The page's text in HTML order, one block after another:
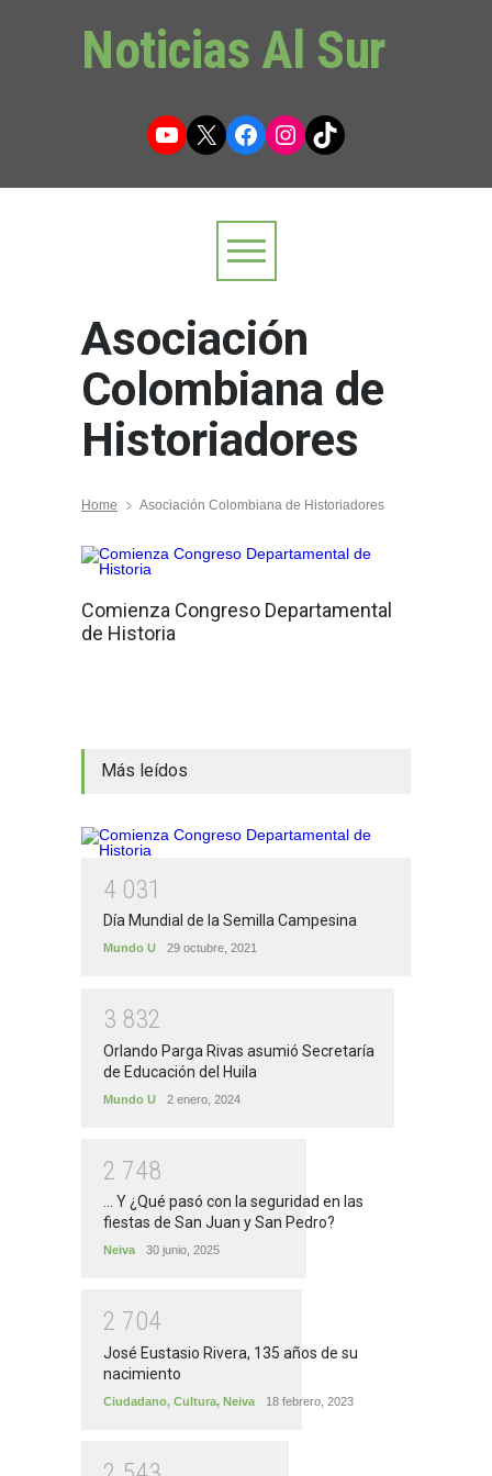
Noticias Al Sur
YouTube
X Facebook
Instagram
TikTok
Asociación
Colombiana de
Historiadores
Home Asociación Colombiana de Historiadores
Comienza Congreso Departamental
de Historia
Más leídos
4 031
Día Mundial de la Semilla Campesina
Mundo U 29 octubre, 2021
3 832
Orlando Parga Rivas asumió Secretaría
de Educación del Huila
Mundo U 2 enero, 2024
2 748
... Y ¿Qué pasó con la seguridad en las
fiestas de San Juan y San Pedro?
Neiva 30 junio, 2025
2 704
José Eustasio Rivera, 135 años de su
nacimiento
Ciudadano, Cultura, Neiva 18 febrero, 2023